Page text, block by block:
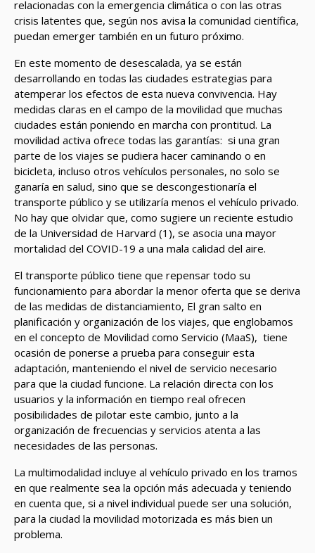
relacionadas con la emergencia climática o con las otras
crisis latentes que, según nos avisa la comunidad científica,
puedan emerger también en un futuro próximo.
En este momento de desescalada, ya se están
desarrollando en todas las ciudades estrategias para
atemperar los efectos de esta nueva convivencia. Hay
medidas claras en el campo de la movilidad que muchas
ciudades están poniendo en marcha con prontitud. La
movilidad activa ofrece todas las garantías: si una gran
parte de los viajes se pudiera hacer caminando o en
bicicleta, incluso otros vehículos personales, no solo se
ganaría en salud, sino que se descongestionaría el
transporte público y se utilizaría menos el vehículo privado.
No hay que olvidar que, como sugiere un reciente estudio
de la Universidad de Harvard (1), se asocia una mayor
mortalidad del COVID-19 a una mala calidad del aire.
El transporte público tiene que repensar todo su
funcionamiento para abordar la menor oferta que se deriva
de las medidas de distanciamiento, El gran salto en
planificación y organización de los viajes, que englobamos
en el concepto de Movilidad como Servicio (MaaS), tiene
ocasión de ponerse a prueba para conseguir esta
adaptación, manteniendo el nivel de servicio necesario
para que la ciudad funcione. La relación directa con los
usuarios y la información en tiempo real ofrecen
posibilidades de pilotar este cambio, junto a la
organización de frecuencias y servicios atenta a las
necesidades de las personas.
La multimodalidad incluye al vehículo privado en los tramos
en que realmente sea la opción más adecuada y teniendo
en cuenta que, si a nivel individual puede ser una solución,
para la ciudad la movilidad motorizada es más bien un
problema.